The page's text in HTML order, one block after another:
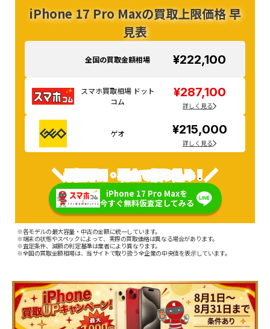
iPhone 17 Pro Maxの買取上限価格 早
見表
全国の買取金額相場 ¥222,100
スマホ買取相場 ドット
コム
¥287,100
詳しく見る
ゲオ ¥215,000
詳しく見る
＼最短即日・現金で振り込み！／
iPhone 17 Pro Maxを
今すぐ無料仮査定してみる
※各モデルの最大容量・中古の金額に統一しています。
※端末の状態やスペックによって、実際の買取価格は異なる場合があります。
※査定条件、減額の判定基準は業者により異なります。
※全国の買取金額相場は、当サイトで取り扱う全企業の中央値を表示しています。